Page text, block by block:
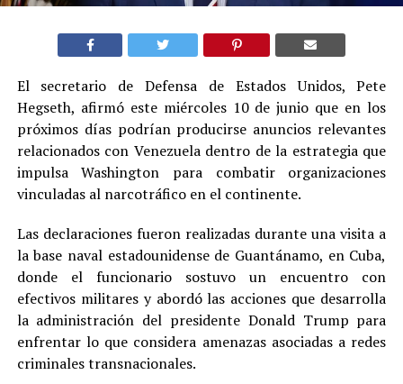
El secretario de Defensa de Estados Unidos, Pete
Hegseth, afirmó este miércoles 10 de junio que en los
próximos días podrían producirse anuncios relevantes
relacionados con Venezuela dentro de la estrategia que
impulsa Washington para combatir organizaciones
vinculadas al narcotráfico en el continente.
Las declaraciones fueron realizadas durante una visita a
la base naval estadounidense de Guantánamo, en Cuba,
donde el funcionario sostuvo un encuentro con
efectivos militares y abordó las acciones que desarrolla
la administración del presidente Donald Trump para
enfrentar lo que considera amenazas asociadas a redes
criminales transnacionales.